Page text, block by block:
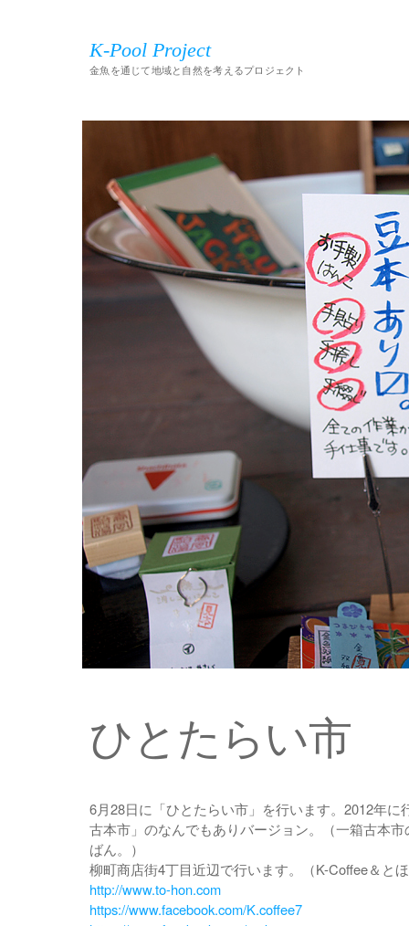
K-Pool Project
金魚を通じて地域と自然を考えるプロジェクト
ひとたらい市
6月28日に「ひとたらい市」を行います。2012年に
古本市」のなんでもありバージョン。（一箱古本
ばん。）
柳町商店街4丁目近辺で行います。（K-Coffee＆と
http://www.to-hon.com
https://www.facebook.com/K.coffee7